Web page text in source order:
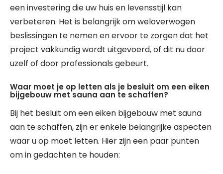
een investering die uw huis en levensstijl kan
verbeteren. Het is belangrijk om weloverwogen
beslissingen te nemen en ervoor te zorgen dat het
project vakkundig wordt uitgevoerd, of dit nu door
uzelf of door professionals gebeurt.
Waar moet je op letten als je besluit om een ​​eiken
bijgebouw met sauna aan te schaffen?
Bij het besluit om een eiken bijgebouw met sauna
aan te schaffen, zijn er enkele belangrijke aspecten
waar u op moet letten. Hier zijn een paar punten
om in gedachten te houden: